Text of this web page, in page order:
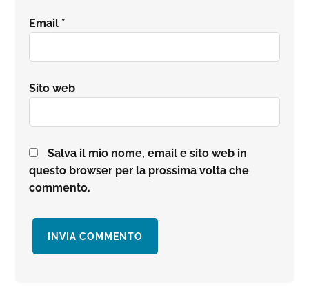
Email *
Sito web
Salva il mio nome, email e sito web in
questo browser per la prossima volta che
commento.